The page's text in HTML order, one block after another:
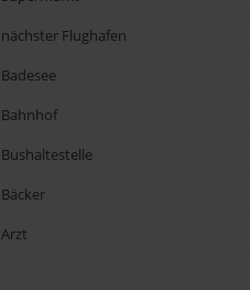
nächster Flughafen
Badesee
Bahnhof
Bushaltestelle
Bäcker
Arzt